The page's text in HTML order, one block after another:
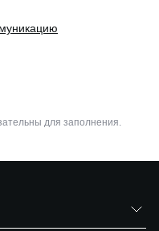
для заполнения.